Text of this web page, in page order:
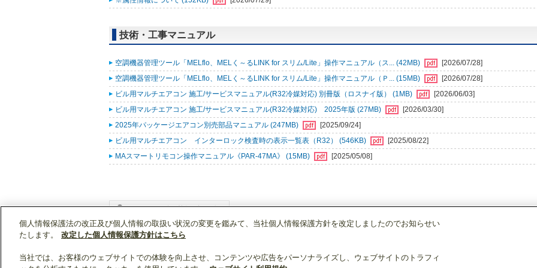
技術・工事マニュアル
空調機器管理ツール「MELflo、MELく～るLINK for スリム/Lite」操作マニュアル（ス... (42MB)
[2026/07/28]
空調機器管理ツール「MELflo、MELく～るLINK for スリム/Lite」操作マニュアル（Ｐ... (15MB)
[2026/07/28]
ビル用マルチエアコン 施工/サービスマニュアル(R32冷媒対応) 別冊版（ロスナイ版） (1MB)
[2026/06/03]
ビル用マルチエアコン 施工/サービスマニュアル(R32冷媒対応) 2025年版 (27MB)
[2026/03/30]
2025年パッケージエアコン別売部品マニュアル (247MB)
[2025/09/24]
ビル用マルチエアコン インターロック検査時の表示一覧表（R32） (546KB)
[2025/08/22]
MAスマートリモコン操作マニュアル《PAR-47MA》 (15MB)
[2025/05/08]
WIN2Kトップ 製品情報
個人情報保護法の改正及び個人情報の取扱い状況の変更を鑑みて、当社個人情報保護方針を改定しましたのでお知らせい
たします。
改定した個人情報保護方針はこちら
当社では、お客様のウェブサイトでの体験を向上させ、コンテンツや広告をパーソナライズし、ウェブサイトのトラフィ